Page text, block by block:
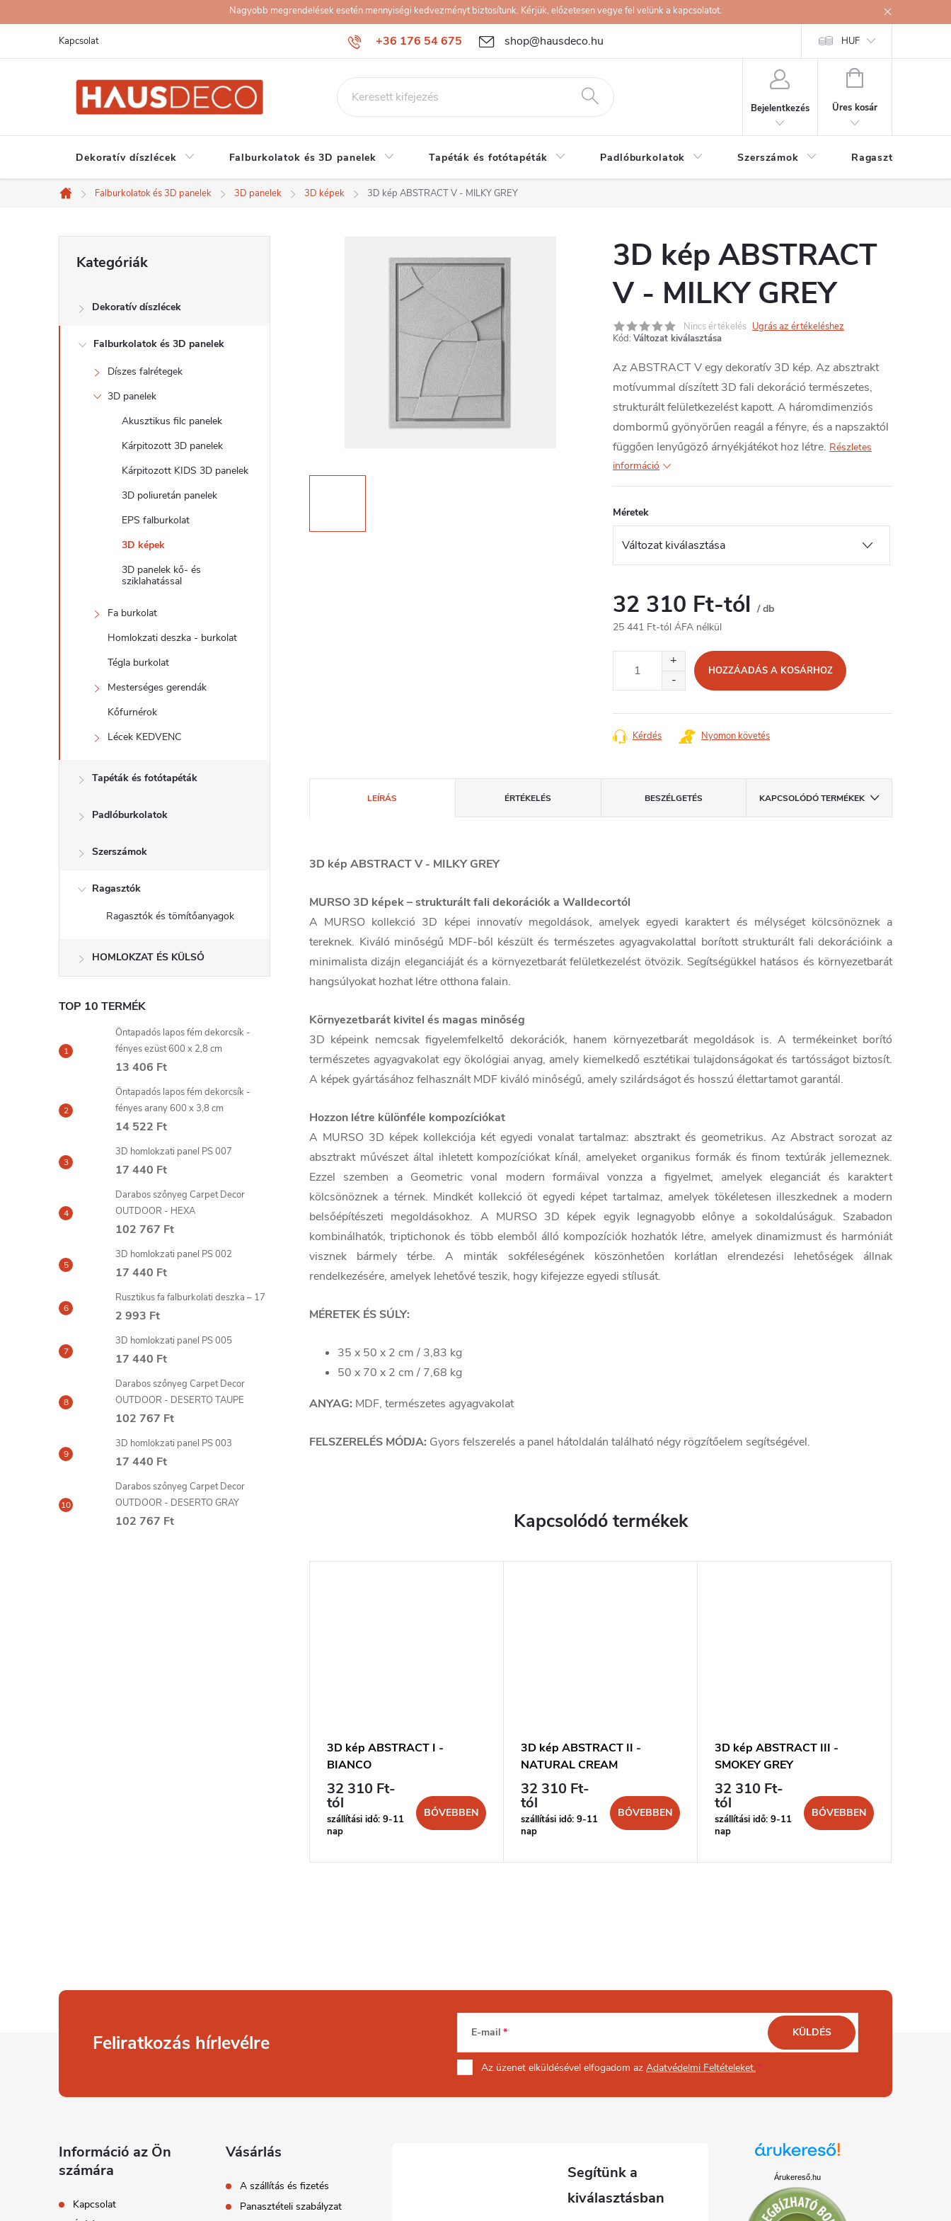
a
Nagyobb megrendelések esetén mennyiségi kedvezményt biztosítunk. Kérjük, előzetesen vegye fel velünk a kapcsolatot.
+36 176 54 675 shop@hausdeco.hu
Kapcsolat HUF
Bejelentkezés
KOSÁR
Üres kosár
Dekoratív díszlécek Falburkolatok és 3D panelek Tapéták és fotótapéták Padlóburkolatok Szerszámok Ragasztók
Kezdőlap
Falburkolatok és 3D panelek 3D panelek 3D képek 3D kép ABSTRACT V - MILKY GREY
O
d
átugrása
Kategóriák
Dekoratív díszlécek
Falburkolatok és 3D panelek
Díszes falrétegek
3D panelek
Akusztikus filc panelek
Kárpitozott 3D panelek
Kárpitozott KIDS 3D panelek
3D poliuretán panelek
EPS falburkolat
3D képek
3D panelek kő- és
sziklahatással
Fa burkolat
Homlokzati deszka - burkolat
Tégla burkolat
Mesterséges gerendák
Kőfurnérok
Lécek KEDVENC
Tapéták és fotótapéták
Padlóburkolatok
Szerszámok
Ragasztók
Ragasztók és tömítőanyagok
HOMLOKZAT ÉS KÜLSŐ
TOP 10 TERMÉK
Öntapadós lapos fém dekorcsík -
fényes ezüst 600 x 2,8 cm
13 406 Ft
Öntapadós lapos fém dekorcsík -
fényes arany 600 x 3,8 cm
14 522 Ft
3D homlokzati panel PS 007
17 440 Ft
Darabos szőnyeg Carpet Decor
OUTDOOR - HEXA
102 767 Ft
3D homlokzati panel PS 002
17 440 Ft
Rusztikus fa falburkolati deszka – 17
2 993 Ft
3D homlokzati panel PS 005
17 440 Ft
Darabos szőnyeg Carpet Decor
OUTDOOR - DESERTO TAUPE
102 767 Ft
3D homlokzati panel PS 003
17 440 Ft
Darabos szőnyeg Carpet Decor
OUTDOOR - DESERTO GRAY
102 767 Ft
3D kép ABSTRACT
V - MILKY GREY
Nincs értékelés Ugrás az értékeléshez
Kód: Változat kiválasztása
Az ABSTRACT V egy dekoratív 3D kép. Az absztrakt
motívummal díszített 3D fali dekoráció természetes,
strukturált felületkezelést kapott. A háromdimenziós
dombormű gyönyörűen reagál a fényre, és a napszaktól
függően lenyűgöző árnyékjátékot hoz létre. Részletes
információ
Méretek
32 310 Ft-tól / db
25 441 Ft-tól ÁFA nélkül
HOZZÁADÁS A KOSÁRHOZ
Kérdés Nyomon követés
LEÍRÁS ÉRTÉKELÉS BESZÉLGETÉS KAPCSOLÓDÓ TERMÉKEK
3D kép ABSTRACT V - MILKY GREY
MURSO 3D képek – strukturált fali dekorációk a Walldecortól
A MURSO kollekció 3D képei innovatív megoldások, amelyek egyedi karaktert és mélységet kölcsönöznek a
tereknek. Kiváló minőségű MDF-ből készült és természetes agyagvakolattal borított strukturált fali dekorációink a
minimalista dizájn eleganciáját és a környezetbarát felületkezelést ötvözik. Segítségükkel hatásos és környezetbarát
hangsúlyokat hozhat létre otthona falain.
Környezetbarát kivitel és magas minőség
3D képeink nemcsak figyelemfelkeltő dekorációk, hanem környezetbarát megoldások is. A termékeinket borító
természetes agyagvakolat egy ökológiai anyag, amely kiemelkedő esztétikai tulajdonságokat és tartósságot biztosít.
A képek gyártásához felhasznált MDF kiváló minőségű, amely szilárdságot és hosszú élettartamot garantál.
Hozzon létre különféle kompozíciókat
A MURSO 3D képek kollekciója két egyedi vonalat tartalmaz: absztrakt és geometrikus. Az Abstract sorozat az
absztrakt művészet által ihletett kompozíciókat kínál, amelyeket organikus formák és finom textúrák jellemeznek.
Ezzel szemben a Geometric vonal modern formáival vonzza a figyelmet, amelyek eleganciát és karaktert
kölcsönöznek a térnek. Mindkét kollekció öt egyedi képet tartalmaz, amelyek tökéletesen illeszkednek a modern
belsőépítészeti megoldásokhoz. A MURSO 3D képek egyik legnagyobb előnye a sokoldalúságuk. Szabadon
kombinálhatók, triptichonok és több elemből álló kompozíciók hozhatók létre, amelyek dinamizmust és harmóniát
visznek bármely térbe. A minták sokféleségének köszönhetően korlátlan elrendezési lehetőségek állnak
rendelkezésére, amelyek lehetővé teszik, hogy kifejezze egyedi stílusát.
MÉRETEK ÉS SÚLY:
35 x 50 x 2 cm / 3,83 kg
50 x 70 x 2 cm / 7,68 kg
ANYAG: MDF, természetes agyagvakolat
FELSZERELÉS MÓDJA: Gyors felszerelés a panel hátoldalán található négy rögzítőelem segítségével.
Kapcsolódó termékek
3D kép ABSTRACT I -
BIANCO
32 310 Ft-
tól
szállítási idő: 9-11
nap
BŐVEBBEN
3D kép ABSTRACT II -
NATURAL CREAM
32 310 Ft-
tól
szállítási idő: 9-11
nap
BŐVEBBEN
3D kép ABSTRACT III -
SMOKEY GREY
32 310 Ft-
tól
szállítási idő: 9-11
nap
BŐVEBBEN
Feliratkozás hírlevélre E-mail
Az üzenet elküldésével elfogadom az Adatvédelmi Feltételeket.
KÜLDÉS
Információ az Ön
számára
Kapcsolat
Vásárlás
A szállítás és fizetés
Panasztételi szabályzat
Árukereső.hu